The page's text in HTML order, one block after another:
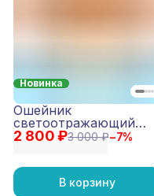
Новинка
2 800 ₽3 000 ₽−7%
Ошейник
светоотражающий
Reflective Оранжевый
В корзину